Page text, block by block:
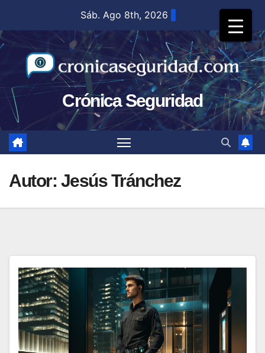
contenido
Sáb. Ago 8th, 2026
Crónica Seguridad
Autor: Jesús Tránchez